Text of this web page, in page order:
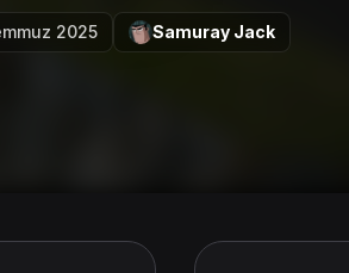
2025 Samuray Jack